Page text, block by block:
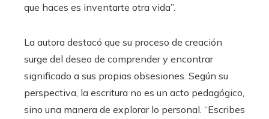
que haces es inventarte otra vida”.
La autora destacó que su proceso de creación
surge del deseo de comprender y encontrar
significado a sus propias obsesiones. Según su
perspectiva, la escritura no es un acto pedagógico,
sino una manera de explorar lo personal. “Escribes